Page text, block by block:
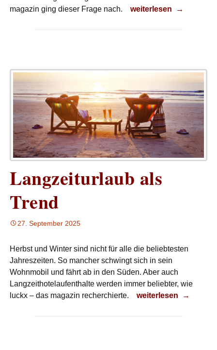
magazin ging dieser Frage nach.
Infektion!
weiterlesen →
Langzeiturlaub als
Trend
27. September 2025
Herbst und Winter sind nicht für alle die beliebtesten
Jahreszeiten. So mancher schwingt sich in sein
Wohnmobil und fährt ab in den Süden. Aber auch
Langzeithotelaufenthalte werden immer beliebter, wie
luckx – das magazin recherchierte.
Langzeiturlaub als
weiterlesen →